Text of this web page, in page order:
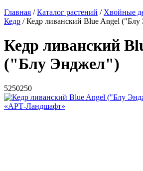
Главная /Каталог растений / Хвойные
Кедр / Кедр ливанский Blue Angel
Кедр ливанский
("Блу Энджел")
5250250